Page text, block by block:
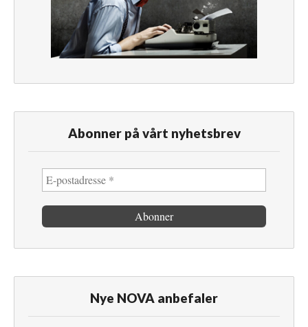
Abonner på vårt nyhetsbrev
Nye NOVA anbefaler